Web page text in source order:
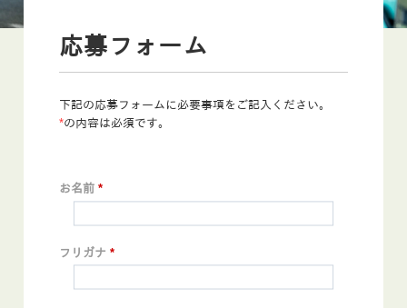
応募フォーム
下記の応募フォームに必要事項をご記入ください。
*の内容は必須です。
お名前 *
フリガナ *